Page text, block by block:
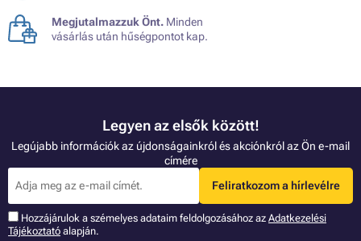
Megjutalmazzuk Önt. Minden
vásárlás után hűségpontot kap.
Legyen az elsők között!
Legújabb információk az újdonságainkról és akciónkról az Ön e-mail
címére
Feliratkozom a hírlevélre
Hozzájárulok a szémelyes adataim feldolgozásához az Adatkezelési
Tájékoztató alapján.